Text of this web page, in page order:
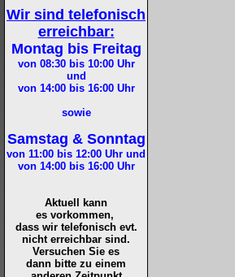
Wir sind telefonisch
erreichbar:
Montag bis Freitag
von 08:30 bis 10:00Uhr
und
von 14:00 bis 16:00Uhr
sowie
Samstag & Sonntag
von 11:00 bis 12:00 Uhr und
von 14:00 bis 16:00Uhr
Aktuell kann
es vorkommen,
dass wir telefonisch evt.
nicht erreichbar sind.
Versuchen Sie es
dann bitte zu einem